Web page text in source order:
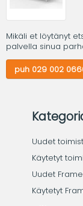
Mikäli et löytänyt
palvella sinua
puh 029 002
Uudet
Käytetyt
Uudet
Käytetyt